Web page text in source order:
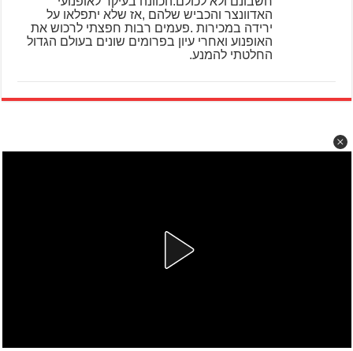
האדוונצר והכביש שלהם ,אז שלא יתפלאו על
ירידה במכירות .פעמים רבות חפצתי לרכוש את
האופנוע ואחרי עיון בפרומים שונים בעולם הגדול
החלטתי להמנע.